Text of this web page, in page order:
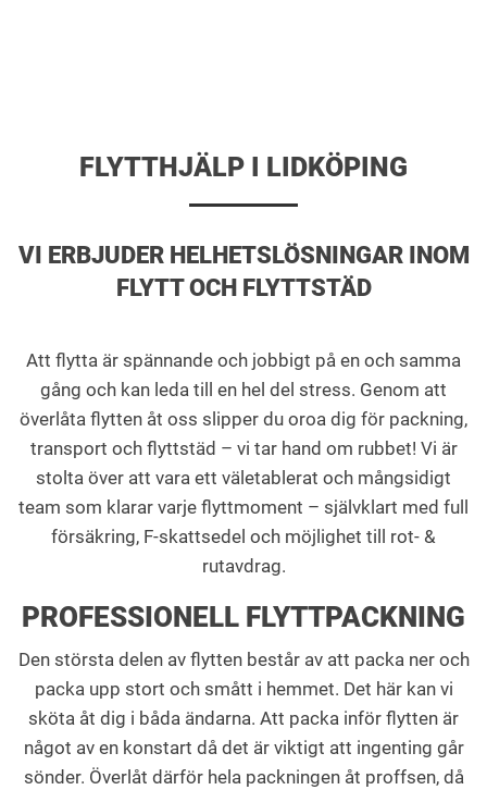
FLYTTHJÄLP I LIDKÖPING
VI ERBJUDER HELHETSLÖSNINGAR INOM
FLYTT OCH FLYTTSTÄD
Att flytta är spännande och jobbigt på en och samma
gång och kan leda till en hel del stress. Genom att
överlåta flytten åt oss slipper du oroa dig för packning,
transport och flyttstäd – vi tar hand om rubbet! Vi är
stolta över att vara ett väletablerat och mångsidigt
team som klarar varje flyttmoment – självklart med full
försäkring, F-skattsedel och möjlighet till rot- &
rutavdrag.
PROFESSIONELL FLYTTPACKNING
Den största delen av flytten består av att packa ner och
packa upp stort och smått i hemmet. Det här kan vi
sköta åt dig i båda ändarna. Att packa inför flytten är
något av en konstart då det är viktigt att ingenting går
sönder. Överlåt därför hela packningen åt proffsen, då